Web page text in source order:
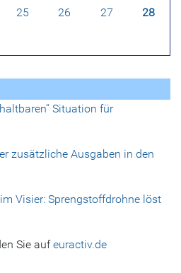
25 26 27 28
Situation für
zusätzliche Ausgaben in den
Visier: Sprengstoffdrohne löst
Sie aufeuractiv.de